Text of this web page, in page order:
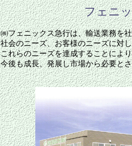
フェニ
㈱フェニックス急行は、輸送業務を
社会のニーズ、お客様のニーズに対
これらのニーズを達成することによ
今後も成長、発展し市場から必要と